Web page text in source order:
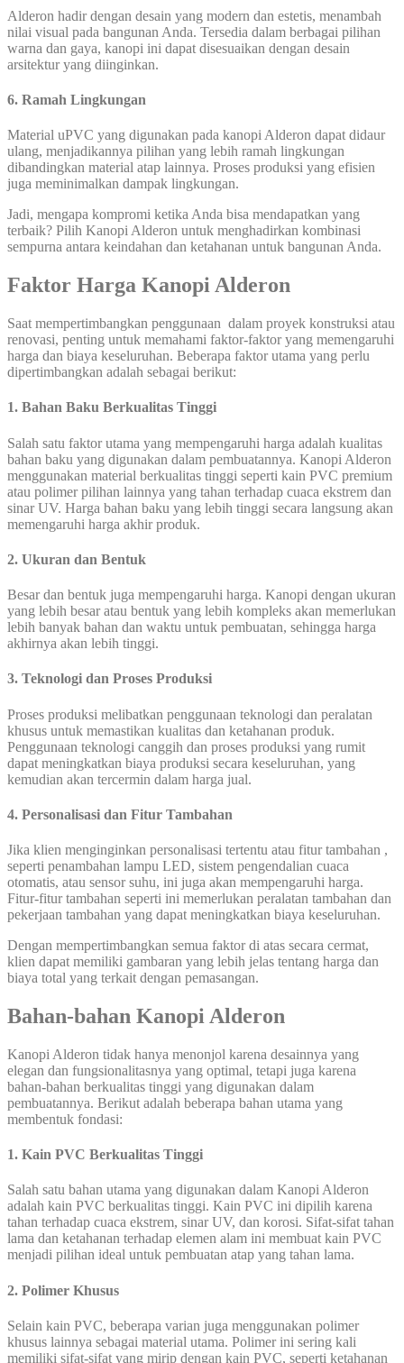
Alderon hadir dengan desain yang modern dan estetis, menambah
nilai visual pada bangunan Anda. Tersedia dalam berbagai pilihan
warna dan gaya, kanopi ini dapat disesuaikan dengan desain
arsitektur yang diinginkan.
6. Ramah Lingkungan
Material uPVC yang digunakan pada kanopi Alderon dapat didaur
ulang, menjadikannya pilihan yang lebih ramah lingkungan
dibandingkan material atap lainnya. Proses produksi yang efisien
juga meminimalkan dampak lingkungan.
Jadi, mengapa kompromi ketika Anda bisa mendapatkan yang
terbaik? Pilih Kanopi Alderon untuk menghadirkan kombinasi
sempurna antara keindahan dan ketahanan untuk bangunan Anda.
Faktor Harga Kanopi Alderon
Saat mempertimbangkan penggunaan dalam proyek konstruksi atau
renovasi, penting untuk memahami faktor-faktor yang memengaruhi
harga dan biaya keseluruhan. Beberapa faktor utama yang perlu
dipertimbangkan adalah sebagai berikut:
1. Bahan Baku Berkualitas Tinggi
Salah satu faktor utama yang mempengaruhi harga adalah kualitas
bahan baku yang digunakan dalam pembuatannya. Kanopi Alderon
menggunakan material berkualitas tinggi seperti kain PVC premium
atau polimer pilihan lainnya yang tahan terhadap cuaca ekstrem dan
sinar UV. Harga bahan baku yang lebih tinggi secara langsung akan
memengaruhi harga akhir produk.
2. Ukuran dan Bentuk
Besar dan bentuk juga mempengaruhi harga. Kanopi dengan ukuran
yang lebih besar atau bentuk yang lebih kompleks akan memerlukan
lebih banyak bahan dan waktu untuk pembuatan, sehingga harga
akhirnya akan lebih tinggi.
3. Teknologi dan Proses Produksi
Proses produksi melibatkan penggunaan teknologi dan peralatan
khusus untuk memastikan kualitas dan ketahanan produk.
Penggunaan teknologi canggih dan proses produksi yang rumit
dapat meningkatkan biaya produksi secara keseluruhan, yang
kemudian akan tercermin dalam harga jual.
4. Personalisasi dan Fitur Tambahan
Jika klien menginginkan personalisasi tertentu atau fitur tambahan ,
seperti penambahan lampu LED, sistem pengendalian cuaca
otomatis, atau sensor suhu, ini juga akan mempengaruhi harga.
Fitur-fitur tambahan seperti ini memerlukan peralatan tambahan dan
pekerjaan tambahan yang dapat meningkatkan biaya keseluruhan.
Dengan mempertimbangkan semua faktor di atas secara cermat,
klien dapat memiliki gambaran yang lebih jelas tentang harga dan
biaya total yang terkait dengan pemasangan.
Bahan-bahan Kanopi Alderon
Kanopi Alderon tidak hanya menonjol karena desainnya yang
elegan dan fungsionalitasnya yang optimal, tetapi juga karena
bahan-bahan berkualitas tinggi yang digunakan dalam
pembuatannya. Berikut adalah beberapa bahan utama yang
membentuk fondasi:
1. Kain PVC Berkualitas Tinggi
Salah satu bahan utama yang digunakan dalam Kanopi Alderon
adalah kain PVC berkualitas tinggi. Kain PVC ini dipilih karena
tahan terhadap cuaca ekstrem, sinar UV, dan korosi. Sifat-sifat tahan
lama dan ketahanan terhadap elemen alam ini membuat kain PVC
menjadi pilihan ideal untuk pembuatan atap yang tahan lama.
2. Polimer Khusus
Selain kain PVC, beberapa varian juga menggunakan polimer
khusus lainnya sebagai material utama. Polimer ini sering kali
memiliki sifat-sifat yang mirip dengan kain PVC, seperti ketahanan